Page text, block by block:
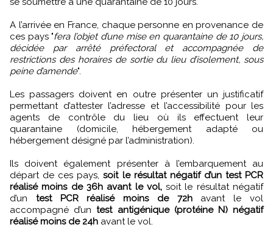
A l’arrivée en France, chaque personne en provenance de
ces pays "fera l’objet d’une mise en quarantaine de 10 jours,
décidée par arrêté préfectoral et accompagnée de
restrictions des horaires de sortie du lieu d’isolement, sous
peine d’amende".
Les passagers doivent en outre présenter un justificatif
permettant d’attester l’adresse et l’accessibilité pour les
agents de contrôle du lieu où ils effectuent leur
quarantaine (domicile, hébergement adapté ou
hébergement désigné par l’administration).
Ils doivent également présenter à l’embarquement au
départ de ces pays,soit le résultat négatif d’un test PCR
réalisé moins de 36h avant le vol,soit le résultat négatif
d’un test PCR réalisé moins de 72havant le vol
accompagné d’untest antigénique (protéine N) négatif
réalisé moins de 24h avant le vol.